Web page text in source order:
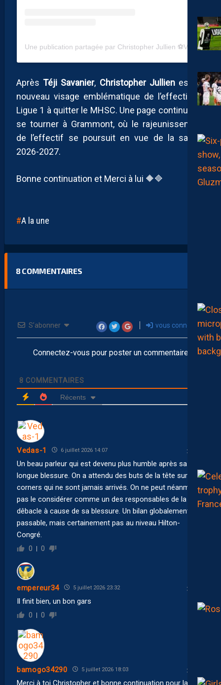
AprèsTéji Savanier, Christopher Jullienest un
nouveau visage emblématique de l’effectif de
Ligue 1 à quitter le MHSC. Une page continue de
se tourner à Grammont, où le rajeunissement
de l’effectif se poursuit en vue de la saison
2026-2027.
Bonne continuation et Merci à lui 🔶🔷
A la une
8 COMMENTAIRES
S’abonner vous connecter
Connectez-vous pour poster un commentaire
8 COMMENTAIRES
Récents
Vedas-1 6 juillet 2026 14:07
Un beau parleur qui est devenu plus humble après sa
longue blessure. On a attendu des buts de la tête sur
corners qui ne sont jamais arrivés. On ne peut néanmoins
pas le considérer comme un des responsables de la
dêbacle à cause de sa blessure. Un bilan globalement
passable, mais certainement pas au niveau Hilton-
Congré.
0 0
empereur34 5 juillet 2026 23:32
Il finit bien, un bon gars
0 0
bamogo34290 5 juillet 2026 18:03
Merci à toi Christopher et bonne continuation pour la